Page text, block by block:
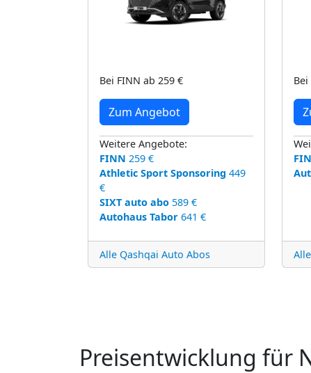
Bei FINN ab 259 €
Zum Angebot
Weitere Angebote:
FINN 259 €
Athletic Sport Sponsoring 449
€
SIXT auto abo 589 €
Autohaus Tabor 641 €
Alle Qashqai Auto Abos
Preisentwicklung für